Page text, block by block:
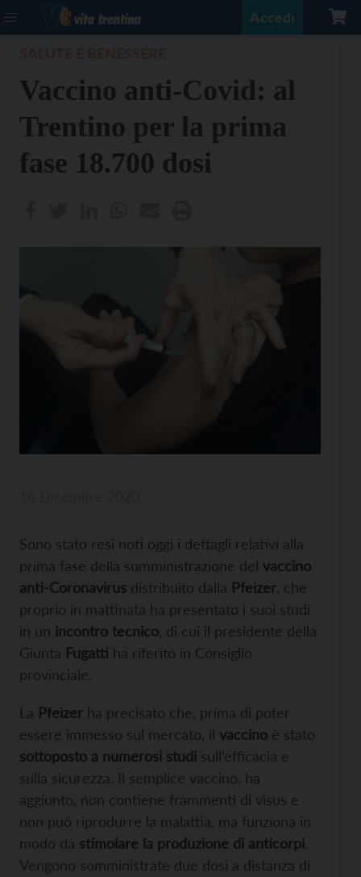
Accedi
Vaccino anti-Covid: al
Trentino per la prima
fase 18.700 dosi
Sono stato resi noti oggi i dettagli relativi alla
prima fase della somministrazione del vaccino
anti-Coronavirus distribuito dalla Pfeizer, che
proprio in mattinata ha presentato i suoi studi
in un incontro tecnico, di cui il presidente della
Giunta Fugatti ha riferito in Consiglio
provinciale.
La Pfeizer ha precisato che, prima di poter
essere immesso sul mercato, il vaccino è stato
sottoposto a numerosi studi sull’efficacia e
sulla sicurezza. Il semplice vaccino, ha
aggiunto, non contiene frammenti di visus e
non può riprodurre la malattia, ma funziona in
modo da stimolare la produzione di anticorpi.
Vengono somministrate due dosi a distanza di